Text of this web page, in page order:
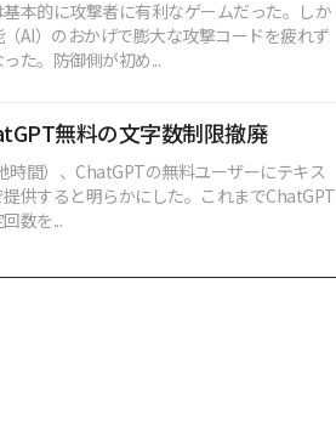
基本的に攻撃者に有利なゲームだった。しか
AI）のおかげで膨大な攻撃コードを疲れず
た。防御側が初め...
無料の文字数制限撤廃
時間）、ChatGPTの無料ユーザーにテキス
供すると明らかにした。これまでChatGPT
数を...